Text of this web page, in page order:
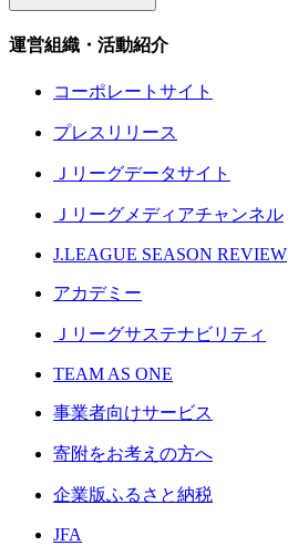
運営組織・活動紹介
コーポレートサイト
プレスリリース
Ｊリーグデータサイト
Ｊリーグメディアチャンネル
J.LEAGUE SEASON REVIEW
アカデミー
Ｊリーグサステナビリティ
TEAM AS ONE
事業者向けサービス
寄附をお考えの方へ
企業版ふるさと納税
JFA